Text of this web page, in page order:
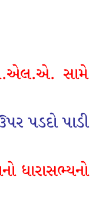
સામે
પડદો પાડી
ધારાસભ્યનો